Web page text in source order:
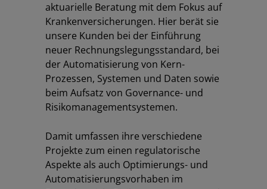
aktuarielle Beratung mit dem Fokus auf
Krankenversicherungen. Hier berät sie
unsere Kunden bei der Einführung
neuer Rechnungslegungsstandard, bei
der Automatisierung von Kern-
Prozessen, Systemen und Daten sowie
beim Aufsatz von Governance- und
Risikomanagementsystemen.
Damit umfassen ihre verschiedene
Projekte zum einen regulatorische
Aspekte als auch Optimierungs- und
Automatisierungsvorhaben im